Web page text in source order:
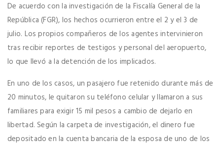
De acuerdo con la investigación de la Fiscalía General de la
República (FGR), los hechos ocurrieron entre el 2 y el 3 de
julio. Los propios compañeros de los agentes intervinieron
tras recibir reportes de testigos y personal del aeropuerto,
lo que llevó a la detención de los implicados.
En uno de los casos, un pasajero fue retenido durante más de
20 minutos, le quitaron su teléfono celular y llamaron a sus
familiares para exigir 15 mil pesos a cambio de dejarlo en
libertad. Según la carpeta de investigación, el dinero fue
depositado en la cuenta bancaria de la esposa de uno de los